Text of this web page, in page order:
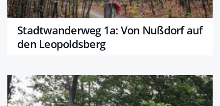
Stadtwanderweg 1a: Von Nußdorf auf
den Leopoldsberg